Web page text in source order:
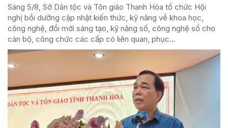
Sáng 5/8, Sở Dân tộc và Tôn giáo Thanh Hóa tổ chức Hội
nghị bồi dưỡng cập nhật kiến thức, kỹ năng về khoa học,
công nghệ, đổi mới sáng tạo, kỹ năng số, công nghệ số cho
cán bộ, công chức các cấp có liên quan, phục...